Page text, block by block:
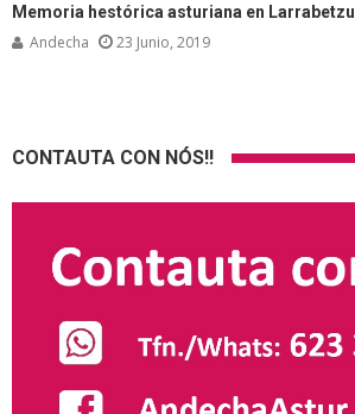
Memoria hestórica asturiana en Larrabetzu
Andecha 23 Junio, 2019
CONTAUTA CON NÓS!!